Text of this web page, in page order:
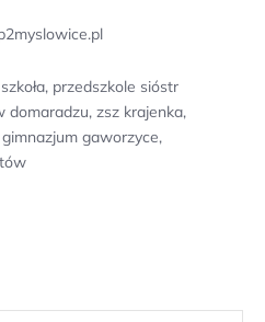
przedszkole sióstr
domaradzu, zsz krajenka,
gaworzyce,